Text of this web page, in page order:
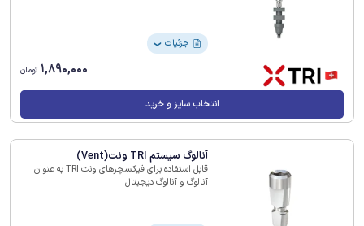
جزئیات ❯
1,890,000 تومان
انتخاب سایز و خرید
آنالوگ سیستم TRI ونت(Vent)
قابل استفاده برای فیکسچرهای ونت TRI به عنوان
آنالوگ و آنالوگ دیجیتال